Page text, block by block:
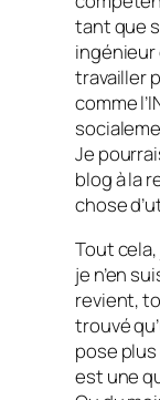
tant que
ingénieur
travailler
comme
Je
blog à la
chose
Tout
je n’en
revient,
trouvé
pose
est une